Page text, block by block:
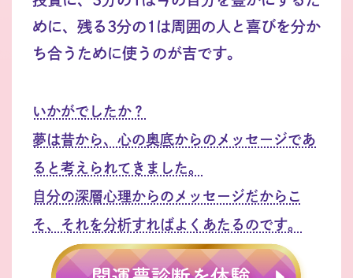
めに、残る3分の1は周囲の人と喜びを分か
ち合うために使うのが吉です。
いかがでしたか？
夢は昔から、心の奥底からのメッセージであ
ると考えられてきました。
自分の深層心理からのメッセージだからこ
そ、それを分析すればよくあたるのです。